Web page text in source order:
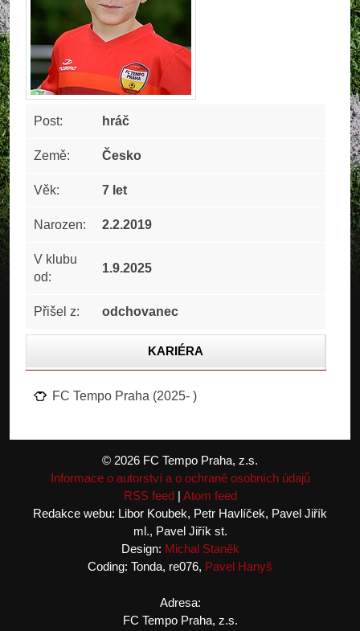
Post: hráč
Země: Česko
Věk: 7 let
Narozen: 2.2.2019
V klubu
od:
1.9.2025
Přišel z: odchovanec
KARIÉRA
FC Tempo Praha (2025- )
© 2026 FC Tempo Praha, z.s.
Informace o autorství a o ochraně osobních údajů
RSS feed| Atom feed
Redakce webu: Libor Koubek, Petr Havlíček, Pavel Jiřík
ml., Pavel Jiřík st.
Design: Michal Staněk
Coding: Tonda, re076, Pavel Hanyš
Adresa:
FC Tempo Praha, z.s.